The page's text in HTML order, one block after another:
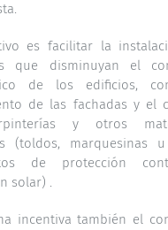
es facilitar la
que disminuyan el
de los edificios,
de las fachadas y el
y otros
(toldos, marquesinas
de protección
solar) .
incentiva también el